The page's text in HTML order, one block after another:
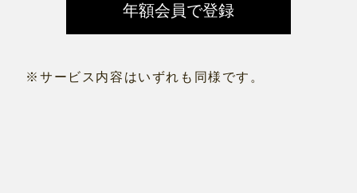
※サービス内容はいずれも同様です。